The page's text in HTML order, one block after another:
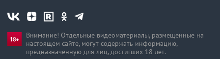
Внимание! Отдельные видеоматериалы, размещенные на
настоящем сайте, могут содержать информацию,
предназначен­ную для лиц, достигших 18 лет.